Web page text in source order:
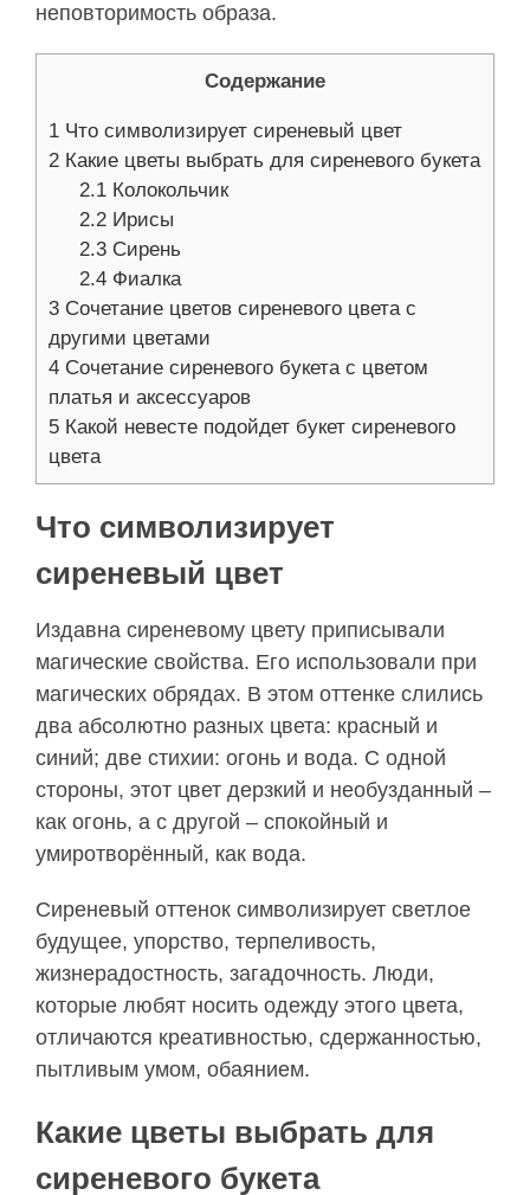
неповторимость образа.
Содержание
1 Что символизирует сиреневый цвет
2 Какие цветы выбрать для сиреневого букета
2.1Колокольчик
2.2Ирисы
2.3Сирень
2.4Фиалка
3 Сочетание цветов сиреневого цвета с
другими цветами
4 Сочетание сиреневого букета с цветом
платья и аксессуаров
5 Какой невесте подойдет букет сиреневого
цвета
Что символизирует
сиреневый цвет
Издавна сиреневому цвету приписывали
магические свойства. Его использовали при
магических обрядах. В этом оттенке слились
два абсолютно разных цвета: красный и
синий; две стихии: огонь и вода. С одной
стороны, этот цвет дерзкий и необузданный –
как огонь, а с другой – спокойный и
умиротворённый, как вода.
Сиреневый оттенок символизирует светлое
будущее, упорство, терпеливость,
жизнерадостность, загадочность. Люди,
которые любят носить одежду этого цвета,
отличаются креативностью, сдержанностью,
пытливым умом, обаянием.
Какие цветы выбрать для
сиреневого букета